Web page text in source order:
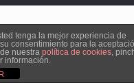
tenga la mejor experiencia de
consentimiento para la
nuestra política de cookies,
información.